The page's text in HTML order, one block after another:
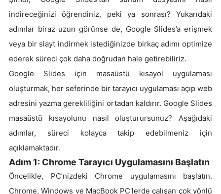
indireceğinizi öğrendiniz, peki ya sonrası? Yukarıdaki
adımlar biraz uzun görünse de, Google Slides’a erişmek
veya bir slayt indirmek istediğinizde birkaç adımı optimize
ederek süreci çok daha doğrudan hale getirebiliriz.
Google Slides için masaüstü kısayol uygulaması
oluşturmak, her seferinde bir tarayıcı uygulaması açıp web
adresini yazma gerekliliğini ortadan kaldırır. Google Slides
masaüstü kısayolunu nasıl oluşturursunuz? Aşağıdaki
adımlar, süreci kolayca takip edebilmeniz için
açıklamaktadır.
Adım 1: Chrome Tarayıcı Uygulamasını Başlatın
Öncelikle, PC’nizdeki Chrome uygulamasını başlatın.
Chrome, Windows ve MacBook PC'lerde çalışan çok yönlü